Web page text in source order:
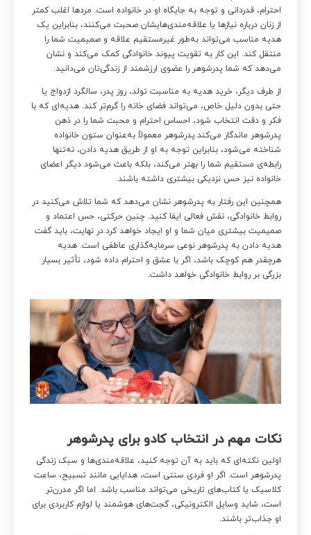
احترام، قدردانی و توجه به جایگاه او در خانواده است. مردها اغلب کمتر
از زنان درباره نیازها یا علاقه‌مندی‌هایشان صحبت می‌کنند، بنابراین یک
هدیه مناسب می‌تواند به‌طور غیرمستقیم علاقه و صمیمیت شما را
منتقل کند. این کار به تقویت پیوند خانوادگی کمک می‌کند و نشان
می‌دهد که شما پدرشوهر را عضوی ارزشمند از زندگی‌تان می‌دانید.
از طرف دیگر، خرید هدیه به مناسبت تولد، روز پدر، سالگرد ازدواج یا
حتی بدون دلیل خاص، می‌تواند فضای خانه را گرم‌تر کند. هدیه‌ای که با
فکر و دقت انتخاب شود، احساس احترام و محبت شما را در ذهن
پدرشوهر ماندگار می‌کند.پدرشوهر معمولاً به‌عنوان ستون خانواده
شناخته می‌شود، بنابراین توجه به او از طریق هدیه دادن، نه‌تنها
رابطه‌ی مستقیم شما را بهتر می‌کند، بلکه باعث می‌شود دیگر اعضای
خانواده نیز حس نزدیکی بیشتری داشته باشند.
همچنین این رفتار به پدرشوهر نشان می‌دهد که شما تلاش می‌کنید در
روابط خانوادگی، نقش فعالی ایفا کنید. چنین حرکتی، حس اعتماد و
صمیمیت بیشتری میان شما و او ایجاد خواهد کرد.در نهایت، باید گفت
هدیه دادن به پدرشوهر نوعی سرمایه‌گذاری عاطفی است. هدیه
هرچقدر هم کوچک باشد، اگر با عشق و احترام داده شود، تأثیر بسیار
بزرگی بر روابط خانوادگی خواهد داشت.
نکات مهم در انتخاب کادو برای پدرشوهر
اولین نکته‌ای که باید به آن توجه کنید، علاقه‌مندی‌ها و سبک زندگی
پدرشوهر است. اگر او فردی سنتی است، هدایایی مانند تسبیح، ساعت
کلاسیک یا کتاب‌های تاریخی می‌تواند مناسب باشد. اما اگر مدرن‌تر
است، شاید وسایل الکترونیکی، گجت‌های هوشمند یا لوازم کاربردی برای
او جذاب‌تر باشند.